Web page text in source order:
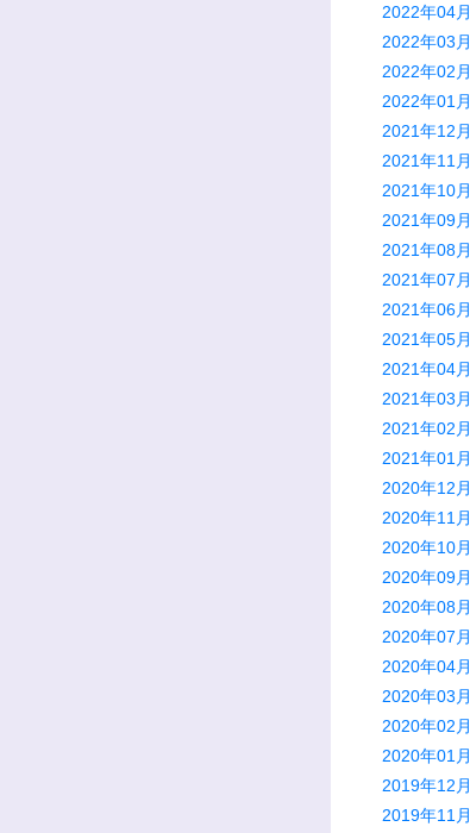
2022年04月
2022年03月
2022年02月
2022年01月
2021年12月
2021年11月
2021年10月
2021年09月
2021年08月
2021年07月
2021年06月
2021年05月
2021年04月
2021年03月
2021年02月
2021年01月
2020年12月
2020年11月
2020年10月
2020年09月
2020年08月
2020年07月
2020年04月
2020年03月
2020年02月
2020年01月
2019年12月
2019年11月